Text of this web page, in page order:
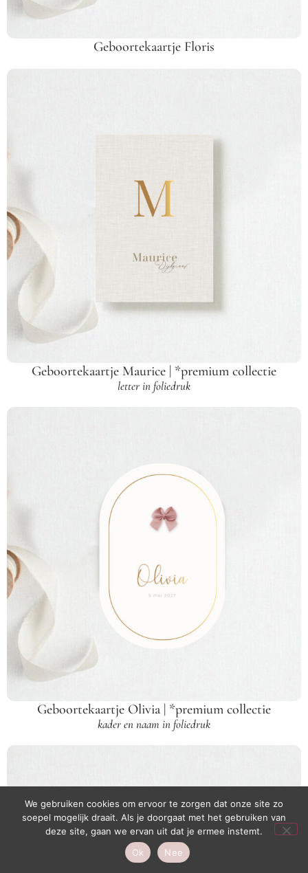
Geboortekaartje Floris
Geboortekaartje Maurice | *premium collectie
letter in foliedruk
Geboortekaartje Olivia | *premium collectie
kader en naam in foliedruk
We gebruiken cookies om ervoor te zorgen dat onze site zo
soepel mogelijk draait. Als je doorgaat met het gebruiken van
deze site, gaan we ervan uit dat je ermee instemt.
Ok
Nee
Live chat
1